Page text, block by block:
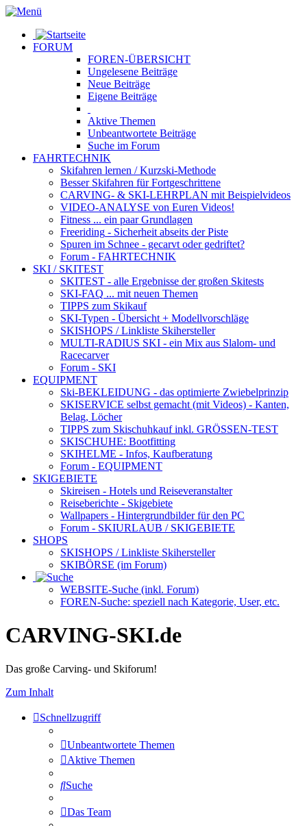
FORUM
FOREN-ÜBERSICHT
Ungelesene Beiträge
Neue Beiträge
Eigene Beiträge
Aktive Themen
Unbeantwortete Beiträge
Suche im Forum
FAHRTECHNIK
Skifahren lernen / Kurzski-Methode
Besser Skifahren für Fortgeschrittene
CARVING- & SKI-LEHRPLAN mit Beispielvideos
VIDEO-ANALYSE von Euren Videos!
Fitness ... ein paar Grundlagen
Freeriding - Sicherheit abseits der Piste
Spuren im Schnee - gecarvt oder gedriftet?
Forum - FAHRTECHNIK
SKI / SKITEST
SKITEST - alle Ergebnisse der großen Skitests
SKI-FAQ ... mit neuen Themen
TIPPS zum Skikauf
SKI-Typen - Übersicht + Modellvorschläge
SKISHOPS / Linkliste Skihersteller
MULTI-RADIUS SKI - ein Mix aus Slalom- und
Racecarver
Forum - SKI
EQUIPMENT
Ski-BEKLEIDUNG - das optimierte Zwiebelprinzip
SKISERVICE selbst gemacht (mit Videos) - Kanten,
Belag, Löcher
TIPPS zum Skischuhkaufinkl. GRÖSSEN-TEST
SKISCHUHE: Bootfitting
SKIHELME - Infos, Kaufberatung
Forum - EQUIPMENT
SKIGEBIETE
Skireisen - Hotels und Reiseveranstalter
Reiseberichte - Skigebiete
Wallpapers - Hintergrundbilder für den PC
Forum - SKIURLAUB / SKIGEBIETE
SHOPS
SKISHOPS / Linkliste Skihersteller
SKIBÖRSE (im Forum)
WEBSITE-Suche (inkl. Forum)
FOREN-Suche: speziell nach Kategorie, User, etc.
CARVING-SKI.de
Das große Carving- und Skiforum!
Zum Inhalt
Schnellzugriff
Unbeantwortete Themen
Aktive Themen
Suche
Das Team